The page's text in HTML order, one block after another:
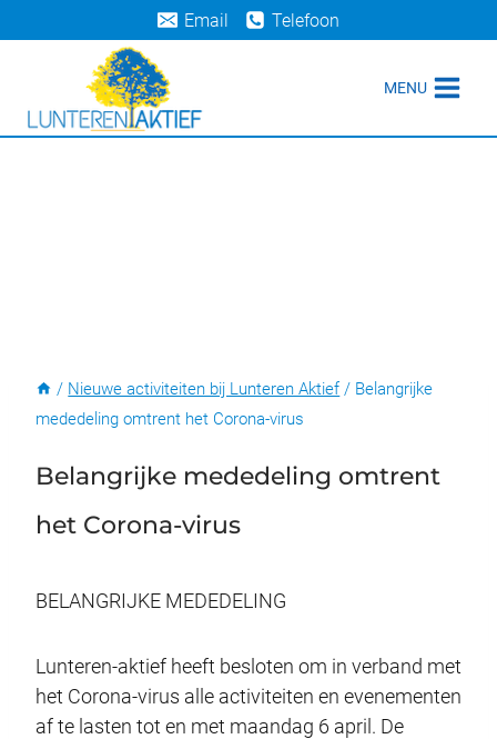
naar
Email Telefoon
MENU
/ Nieuwe activiteiten bij Lunteren Aktief / Belangrijke
mededeling omtrent het Corona-virus
Belangrijke mededeling omtrent
het Corona-virus
BELANGRIJKE MEDEDELING
Lunteren-aktief heeft besloten om in verband met
het Corona-virus alle activiteiten en evenementen
af te lasten tot en met maandag 6 april. De